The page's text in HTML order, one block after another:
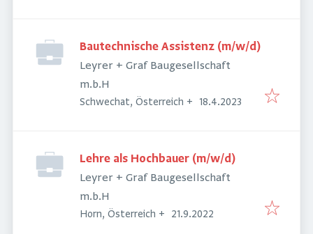
Bautechnische Assistenz (m/w/d)
Leyrer + Graf Baugesellschaft
m.b.H
Schwechat, Österreich + Veröffentlicht
18.4.2023
Lehre als Hochbauer (m/w/d)
Leyrer + Graf Baugesellschaft
m.b.H
Horn, Österreich + Veröffentlicht
21.9.2022